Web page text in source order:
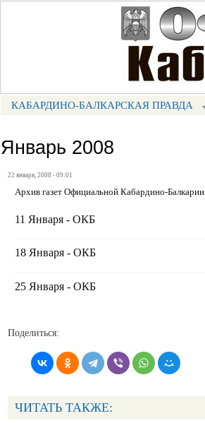
МЕНЮ КБП
КАБАРДИНО-БАЛКАРСКАЯ ПРАВДА
Январь 2008
22 января, 2008 - 09:01
Архив газет Официальной Кабардино-Балкарии
11 Января - ОКБ
18 Января - ОКБ
25 Января - ОКБ
Поделиться:
ЧИТАТЬ ТАКЖЕ: